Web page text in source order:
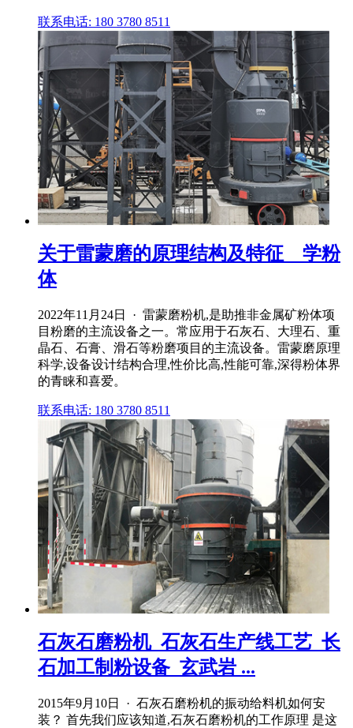
联系电话: 180 3780 8511
关于雷蒙磨的原理结构及特征 _ 学粉
体
2022年11月24日 · 雷蒙磨粉机,是助推非金属矿粉体项
目粉磨的主流设备之一。常应用于石灰石、大理石、重
晶石、石膏、滑石等粉磨项目的主流设备。雷蒙磨原理
科学,设备设计结构合理,性价比高,性能可靠,深得粉体界
的青睐和喜爱。
联系电话: 180 3780 8511
石灰石磨粉机_石灰石生产线工艺_长
石加工制粉设备_玄武岩 ...
2015年9月10日 · 石灰石磨粉机的振动给料机如何安
装？ 首先我们应该知道,石灰石磨粉机的工作原理 是这